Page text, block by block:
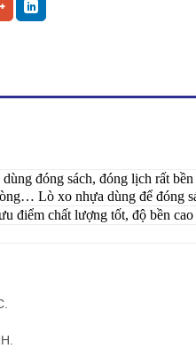
đóng sách, đóng lịch rất
Lò xo nhựa dùng để đóng
điểm chất lượng tốt, độ bền cao